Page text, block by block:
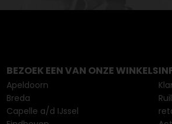
BEZOEK EEN VAN ONZE WINKELS
Apeldoorn
Breda
Capelle a/d IJssel